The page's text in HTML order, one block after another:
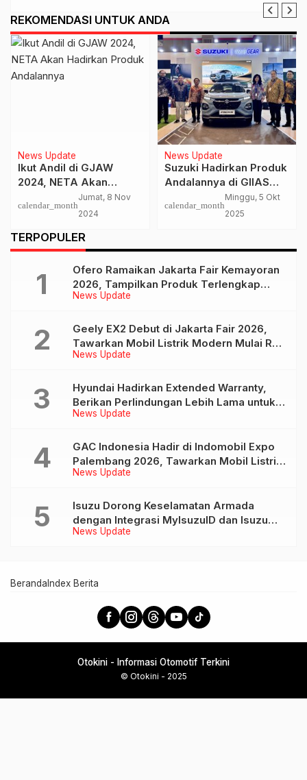
REKOMENDASI UNTUK ANDA
News Update
Ikut Andil di GJAW
2024, NETA Akan
Hadirkan Produk
Andalannya
calendar_month
Jumat, 8 Nov
2024
News Update
Suzuki Hadirkan Produk
Andalannya di GIIAS
Bandung 2025
calendar_month
Minggu, 5 Okt
2025
TERPOPULER
News Update
Ofero Ramaikan Jakarta Fair Kemayoran
2026, Tampilkan Produk Terlengkap
hingga Calon Model Baru
News Update
Geely EX2 Debut di Jakarta Fair 2026,
Tawarkan Mobil Listrik Modern Mulai Rp
239 Jutaan
News Update
Hyundai Hadirkan Extended Warranty,
Berikan Perlindungan Lebih Lama untuk
Tiga Produk ini
News Update
GAC Indonesia Hadir di Indomobil Expo
Palembang 2026, Tawarkan Mobil Listrik
AION UT dan AION V
News Update
Isuzu Dorong Keselamatan Armada
dengan Integrasi MyIsuzuID dan Isuzu
Link
BerandaIndex Berita
Otokini - Informasi Otomotif Terkini
© Otokini - 2025